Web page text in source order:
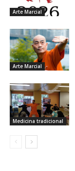
Arte Marcial
Arte Marcial
Medicina tradicional